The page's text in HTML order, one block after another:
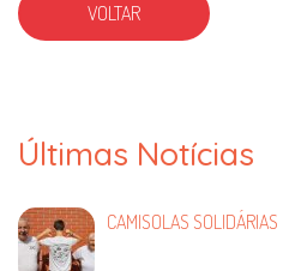
VOLTAR
Últimas Notícias
CAMISOLAS SOLIDÁRIAS